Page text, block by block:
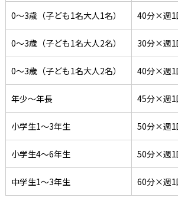
0～3歳（子ども1名大人1名） 40分×週1
0～3歳（子ども1名大人2名） 30分×週1
0～3歳（子ども1名大人2名） 40分×週1
年少～年長 45分×週1
小学生1～3年生 50分×週1
小学生4～6年生 50分×週1
中学生1～3年生 60分×週1